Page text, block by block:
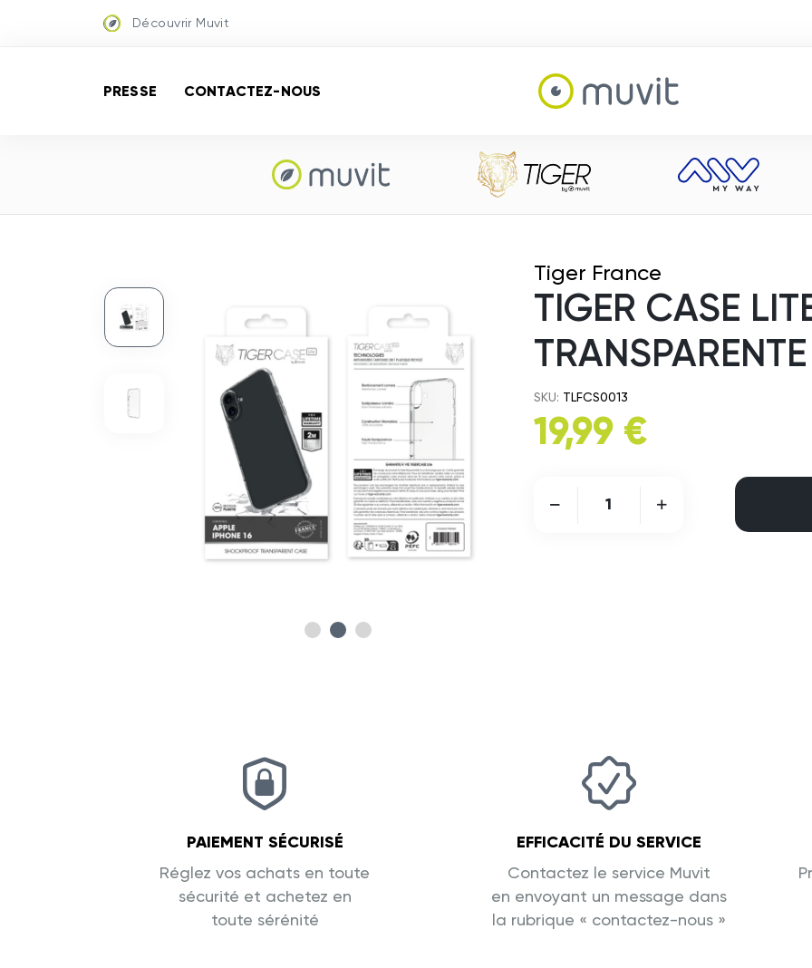
Découvrir Muvit
PRESSE CONTACTEZ-NOUS
Tiger France
TIGER CASE
SKU: TLFCS0013
19,99 €
PAIEMENT SÉCURISÉ
Réglez vos achats en toute
sécurité et achetez en
toute sérénité
EFFICACITÉ DU SERVICE
Contactez le service Muvit
en envoyant un message dans
la rubrique « contactez-nous »